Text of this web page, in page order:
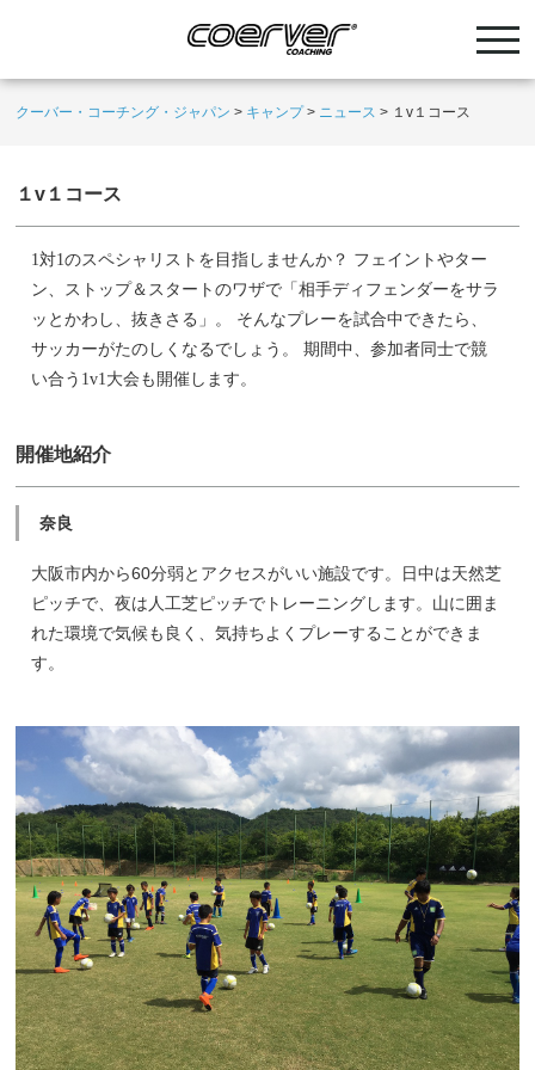
クーバー・コーチング・ジャパン > キャンプ> ニュース > １v１コース
１v１コース
1対1のスペシャリストを目指しませんか？ フェイントやター
ン、ストップ＆スタートのワザで「相手ディフェンダーをサラ
ッとかわし、抜きさる」。 そんなプレーを試合中できたら、
サッカーがたのしくなるでしょう。 期間中、参加者同士で競
い合う 1v1大会も開催します。
開催地紹介
奈良
大阪市内から60分弱とアクセスがいい施設です。日中は天然芝
ピッチで、夜は人工芝ピッチでトレーニングします。山に囲ま
れた環境で気候も良く、気持ちよくプレーすることができま
す。